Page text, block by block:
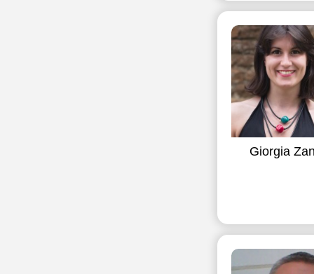
Giorgia